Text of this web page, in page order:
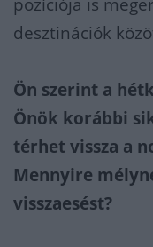
desztinációk
Ön szerint a
Önök korábbi
térhet vissza a
Mennyire
visszaesést?